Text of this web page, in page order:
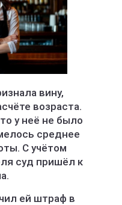
вину,
возраста.
у неё не было
среднее
С учётом
суд пришёл к
ей штраф в